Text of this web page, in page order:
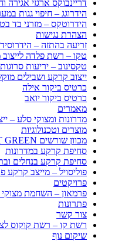
דריינבוקס ארגזי אגירה
הידרוגג – חיפוי גגות
הידרוטקס – מזרני בד
הצהרת נגישות
זריעה בהתזה –
טקו – רשת פלדה לייצוב
טקסינוב – יריעות
ייצוב קרקע ושבילים
כרטיס ביקור אילה
כרטיס ביקור יואב
מאמרים
מדרונות ומצוקי סלע –
מוצרים וטכנולוגיות
מכוון שורשים CT GREEN
סחיפת קרקע במדרונות
סחיפת קרקע בנחלים
פוליסויל – מייצב קרקע
פרויקטים
פרמאון – השחמת מצוקי
פתרונות
צור קשר
רשת קו – רשת קוקוס
שיקום נוף